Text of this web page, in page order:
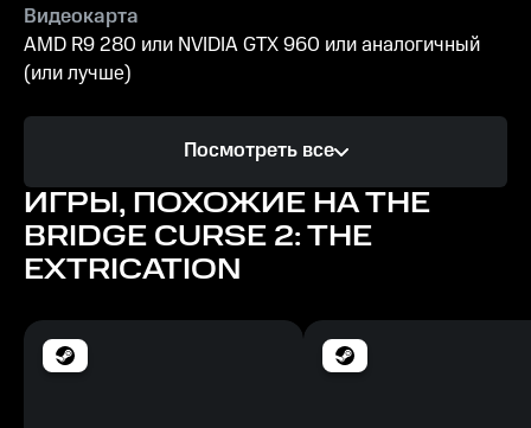
Видеокарта
AMD R9 280 или NVIDIA GTX 960 или аналогичный
(или лучше)
AMD Ryzen 3 1200 или Intel Core i5 4590 или
аналогичный (или лучше)
Память
8 ГБ ОЗУ
Место на диске
10 ГБ
Посмотреть все
ИГРЫ, ПОХОЖИЕ НА THE
BRIDGE CURSE 2: THE
EXTRICATION